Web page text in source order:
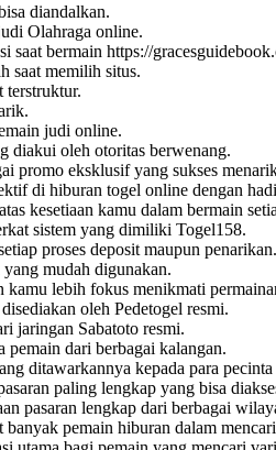
diandalkan.
Olahraga online.
saat bermain https://
saat memilih situs.
terstruktur.
judi online.
diakui oleh otoritas berwenang.
promo eksklusif yang sukses
di hiburan togel online dengan
kesetiaan kamu dalam bermain
sistem yang dimiliki Togel158.
proses deposit maupun penarikan.
mudah digunakan.
lebih fokus menikmati
oleh Pedetogel resmi.
jaringan Sabatoto resmi.
dari berbagai kalangan.
ditawarkannya kepada para
paling lengkap yang bisa
pasaran lengkap dari berbagai
pemain hiburan dalam